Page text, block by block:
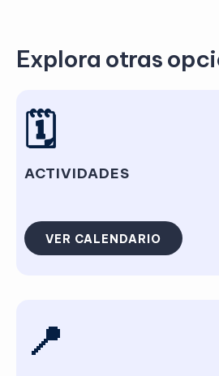
Explora otras
🗓️
ACTIVIDADES
VER CALENDARIO
📍